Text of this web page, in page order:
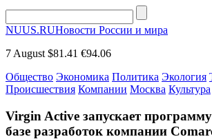
NUUS.RUНовости России и мира
7 August $81.41 €94.06
Общество Экономика Политика Экология
Происшествия Компании Москва Культура
Virgin Active запускает
базе разработок компании